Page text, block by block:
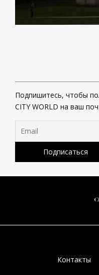
Подпишитесь, чтобы
CITY WORLD на ваш
Контакты